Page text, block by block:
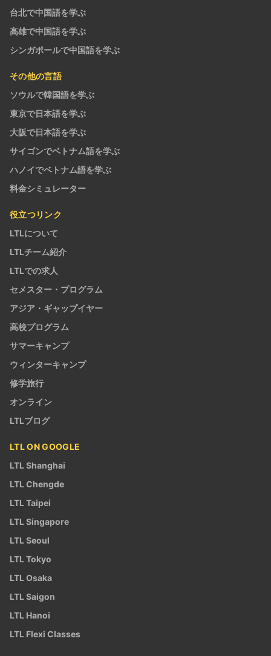
台北で中国語を学ぶ
高雄で中国語を学ぶ
シンガポールで中国語を学ぶ
その他の言語
ソウルで韓国語を学ぶ
東京で日本語を学ぶ
大阪で日本語を学ぶ
サイゴンでベトナム語を学ぶ
ハノイでベトナム語を学ぶ
料金シミュレーター
役立つリンク
LTLについて
LTLチーム紹介
LTLでの求人
セメスター・プログラム
アジア・ギャップイヤー
高校プログラム
サマーキャンプ
ウィンターキャンプ
修学旅行
オンライン
LTLブログ
LTL ON GOOGLE
LTL Shanghai
LTL Chengde
LTL Taipei
LTL Singapore
LTL Seoul
LTL Tokyo
LTL Osaka
LTL Saigon
LTL Hanoi
LTL Flexi Classes